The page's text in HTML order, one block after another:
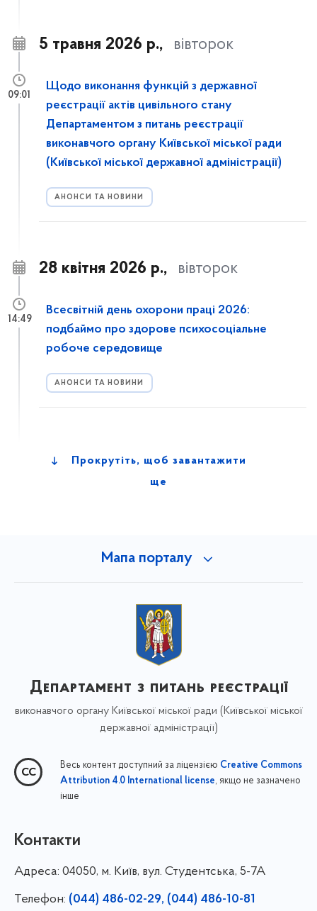
5 травня 2026 р., вівторок
Щодо виконання функцій з державної
реєстрації актів цивільного стану
Департаментом з питань реєстрації
виконавчого органу Київської міської ради
(Київської міської державної адміністрації)
АНОНСИ ТА НОВИНИ
09:01
28 квітня 2026 р., вівторок
Всесвітній день охорони праці 2026:
подбаймо про здорове психосоціальне
робоче середовище
АНОНСИ ТА НОВИНИ
14:49
Прокрутіть, щоб завантажити
ще
Мапа порталу
Департамент з питань реєстрації
виконавчого органу Київської міської ради (Київської міської
державної адміністрації)
Весь контент доступний за ліцензією Creative Commons
Attribution 4.0 International license, якщо не зазначено
інше
Контакти
Адреса: 04050, м. Київ, вул. Студентська, 5-7А
Телефон: (044) 486-02-29, (044) 486-10-81